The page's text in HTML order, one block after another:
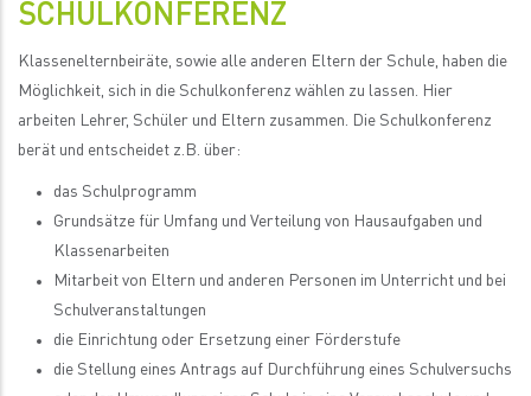
SCHULKONFERENZ
Klassenelternbeiräte, sowie alle anderen Eltern der Schule, haben die
Möglichkeit, sich in die Schulkonferenz wählen zu lassen. Hier
arbeiten Lehrer, Schüler und Eltern zusammen. Die Schulkonferenz
berät und entscheidet z.B. über:
das Schulprogramm
Grundsätze für Umfang und Verteilung von Hausaufgaben und
Klassenarbeiten
Mitarbeit von Eltern und anderen Personen im Unterricht und bei
Schulveranstaltungen
die Einrichtung oder Ersetzung einer Förderstufe
die Stellung eines Antrags auf Durchführung eines Schulversuchs